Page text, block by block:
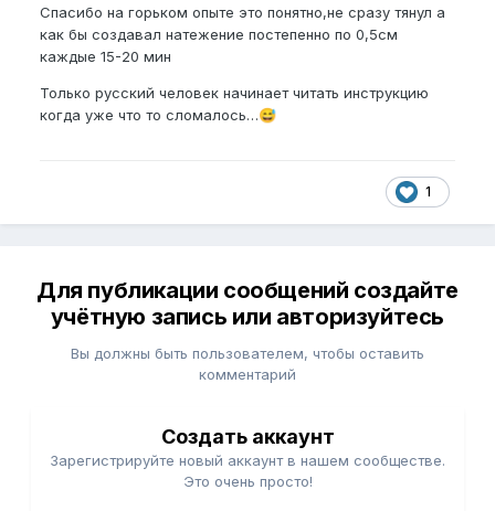
Спасибо на горьком опыте это понятно,не сразу тянул а
как бы создавал натежение постепенно по 0,5см
каждые 15-20 мин
Только русский человек начинает читать инструкцию
когда уже что то сломалось…😅
1
Для публикации сообщений создайте
учётную запись или авторизуйтесь
Вы должны быть пользователем, чтобы оставить
комментарий
Создать аккаунт
Зарегистрируйте новый аккаунт в нашем сообществе.
Это очень просто!